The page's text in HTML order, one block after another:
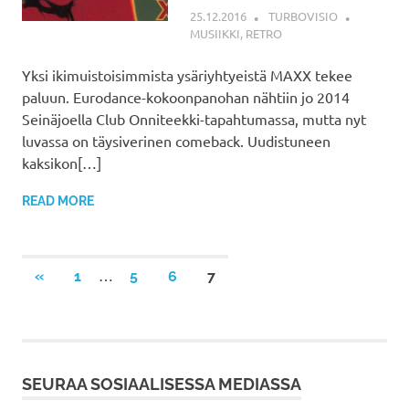
25.12.2016
TURBOVISIO
MUSIIKKI, RETRO
Yksi ikimuistoisimmista ysäriyhtyeistä MAXX tekee
paluun. Eurodance-kokoonpanohan nähtiin jo 2014
Seinäjoella Club Onniteekki-tapahtumassa, mutta nyt
luvassa on täysiverinen comeback. Uudistuneen
kaksikon[…]
READ MORE
Artikkelien
«PREVIOUS
1 5 6 7
SEURAA SOSIAALISESSA MEDIASSA